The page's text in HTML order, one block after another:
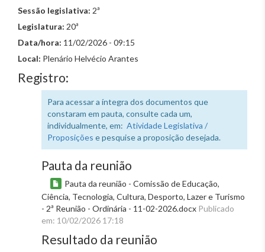
Sessão legislativa: 2ª
Legislatura: 20ª
Data/hora: 11/02/2026 - 09:15
Local: Plenário Helvécio Arantes
Registro:
Para acessar a íntegra dos documentos que
constaram em pauta, consulte cada um,
individualmente, em: Atividade Legislativa /
Proposições e pesquise a proposição desejada.
Pauta da reunião
Pauta da reunião - Comissão de Educação,
Ciência, Tecnologia, Cultura, Desporto, Lazer e Turismo
- 2ª Reunião - Ordinária - 11-02-2026.docx Publicado
em: 10/02/2026 17:18
Resultado da reunião